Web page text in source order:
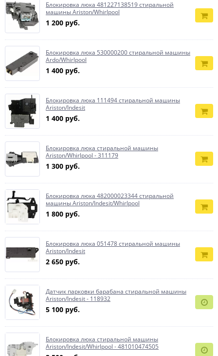
Блокировка люка 481227138519 стиральной
машины Ariston/Whirlpool
1 200 руб.
Блокировка люка 530000200 стиральной машины
Ardo/Whirlpool
1 400 руб.
Блокировка люка 111494 стиральной машины
Ariston/Indesit
1 400 руб.
Блокировка люка стиральной машины
Ariston/Whirlpool - 311179
1 300 руб.
Блокировка люка 482000023344 стиральной
машины Ariston/Indesit/Whirlpool
1 800 руб.
Блокировка люка 051478 стиральной машины
Ariston/Indesit
2 650 руб.
Датчик парковки барабана стиральной машины
Ariston/Indesit - 118932
5 100 руб.
Блокировка люка стиральной машины
Ariston/Indesit/Whirlpool - 481010474505